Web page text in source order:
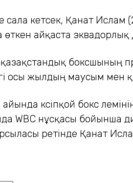
сала кетсек, Қанат
өткен айқаста
боксшының
осы жылдың маусым мен
кәсіпқой бокс
WBC нұсқасы бойынша
ретінде Қанат